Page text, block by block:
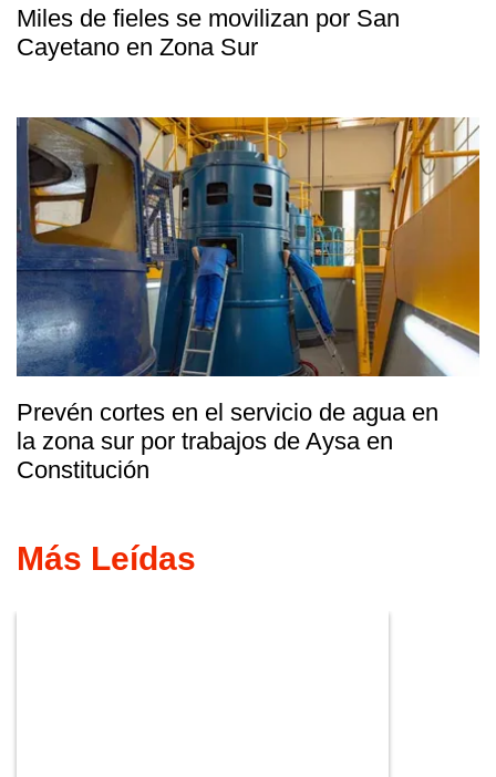
Miles de fieles se movilizan por San
Cayetano en Zona Sur
Prevén cortes en el servicio de agua en
la zona sur por trabajos de Aysa en
Constitución
Más Leídas